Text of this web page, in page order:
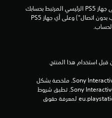
1
ا
ل